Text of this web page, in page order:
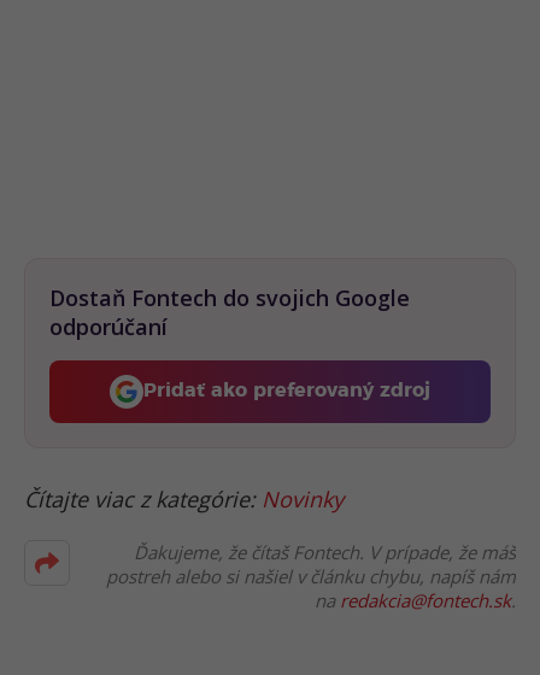
Dostaň Fontech do svojich Google
odporúčaní
Pridať ako preferovaný zdroj
Fontech, odkaz sa otvorí v
Čítajte viac z kategórie: Novinky
Ďakujeme, že čítaš Fontech. V prípade, že máš
postreh alebo si našiel v článku chybu, napíš nám
na redakcia@fontech.sk.